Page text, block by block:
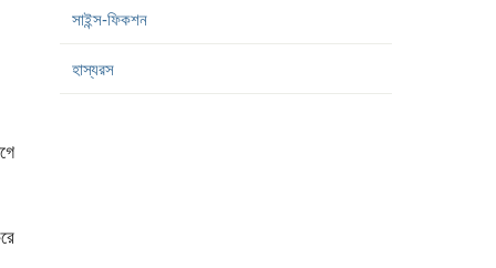
সাইন্স-ফিকশন
হাস্যরস